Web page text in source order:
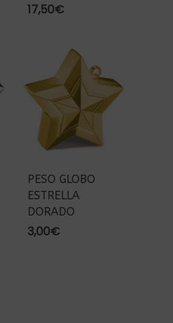
17,50€
PESO GLOBO
ESTRELLA
DORADO
3,00€